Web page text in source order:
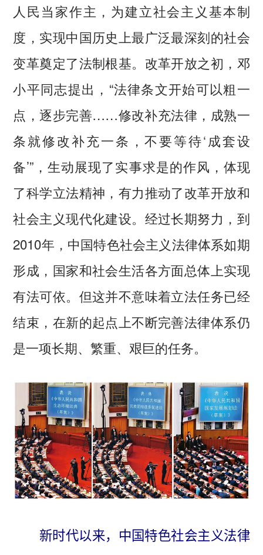
人民当家作主，为建立社会主义基本制
度，实现中国历史上最广泛最深刻的社会
变革奠定了法制根基。改革开放之初，邓
小平同志提出，“法律条文开始可以粗一
点，逐步完善……修改补充法律，成熟一
条就修改补充一条，不要等待‘成套设
备’”，生动展现了实事求是的作风，体现
了科学立法精神，有力推动了改革开放和
社会主义现代化建设。经过长期努力，到
2010年，中国特色社会主义法律体系如期
形成，国家和社会生活各方面总体上实现
有法可依。但这并不意味着立法任务已经
结束，在新的起点上不断完善法律体系仍
是一项长期、繁重、艰巨的任务。
新时代以来，中国特色社会主义法律